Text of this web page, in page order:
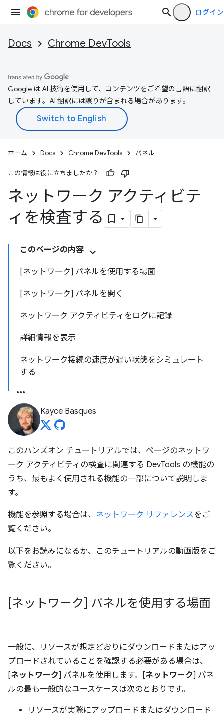
ログイン
Docs Chrome DevTools
Google は AI 技術を使用して、コンテンツをご希望の言語に翻訳
しています。AI 翻訳には誤りが含まれる場合があります。
ホーム Docs Chrome DevTools パネル
この情報は役に立ちましたか？
ネットワーク アクティビテ
ィを検査する
このページの内容
[ネットワーク] パネルを使用する場面
[ネットワーク] パネルを開く
ネットワーク アクティビティをログに記録
詳細情報を表示
ネットワーク接続の速度が遅い状態をシミュレート
する
Kayce Basques
このハンズオン チュートリアルでは、ページのネットワ
ーク アクティビティの検査に関連する DevTools の機能の
うち、最もよく使用される機能の一部について説明しま
す。
機能を参照する場合は、 ネットワーク リファレンスをご
覧ください。
以下をお読みになるか、このチュートリアルの動画版をご
覧ください。
[ネットワーク] パネルを使用する場面
一般に、リソースが想定どおりにダウンロードまたはアッ
プロードされていることを確認する必要がある場合は、
[ネットワーク] パネルを使用します。[ネットワーク] パネ
ルの最も一般的なユースケースは次のとおりです。
リソースが実際にアップロードまたはダウンロード